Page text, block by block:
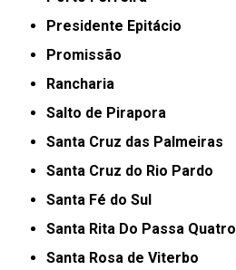
Presidente Epitácio
Promissão
Rancharia
Salto de Pirapora
Santa Cruz das Palmeiras
Santa Cruz do Rio Pardo
Santa Fé do Sul
Santa Rita Do Passa Quatro
Santa Rosa de Viterbo